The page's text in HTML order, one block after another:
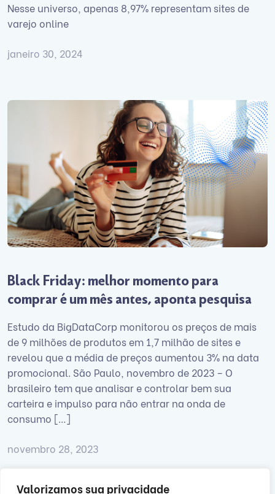
Valorizamos sua privacidade
Nesse universo, apenas 8,97% representam sites de
varejo online
janeiro 30, 2024
Black Friday: melhor momento para
comprar é um mês antes, aponta pesquisa
Estudo da BigDataCorp monitorou os preços de mais
de 9 milhões de produtos em 1,7 milhão de sites e
revelou que a média de preços aumentou 3% na data
promocional. São Paulo, novembro de 2023 – O
brasileiro tem que analisar e controlar bem sua
carteira e impulso para não entrar na onda de
consumo […]
novembro 28, 2023